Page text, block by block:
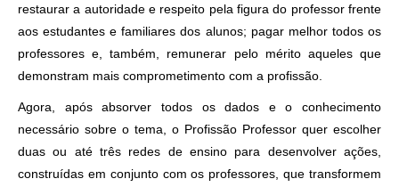
restaurar a autoridade e respeito pela figura do professor frente
aos estudantes e familiares dos alunos; pagar melhor todos os
professores e, também, remunerar pelo mérito aqueles que
demonstram mais comprometimento com a profissão.
Agora, após absorver todos os dados e o conhecimento
necessário sobre o tema, o Profissão Professor quer escolher
duas ou até três redes de ensino para desenvolver ações,
construídas em conjunto com os professores, que transformem